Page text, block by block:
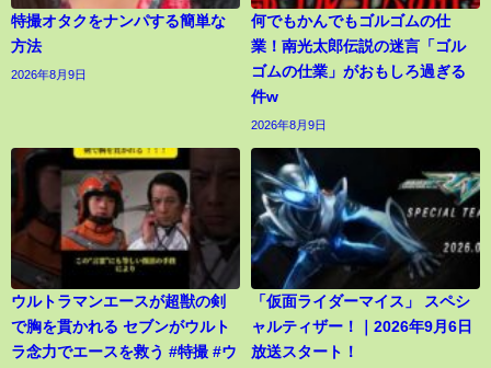
特撮オタクをナンパする簡単な
方法
2026年8月9日
何でもかんでもゴルゴムの仕
業！南光太郎伝説の迷言「ゴル
ゴムの仕業」がおもしろ過ぎる
件w
2026年8月9日
ウルトラマンエースが超獣の剣
で胸を貫かれる セブンがウルト
ラ念力でエースを救う #特撮 #ウ
「仮面ライダーマイス」 スペシ
ャルティザー！｜2026年9月6日
放送スタート！